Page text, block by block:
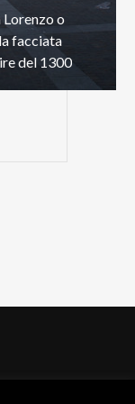
Lorenzo o
facciata
del 1300